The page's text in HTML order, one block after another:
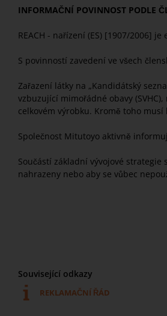
INFORMAČNÍ POVINNOST PODLE
REACH - nařízení (ES) [1907/2006]
S povinností zavedení ve všech
Zařazení látky na „Kandidátský
vzbuzující mimořádné obavy
celkovém výrobku. Kromě toho
Společnost Mitutoyo aktivně
Součástí základní vývojové
nahrazeny nebo aby se vůbec
Související odkazy
REKLAMAČNÍ ŘÁD